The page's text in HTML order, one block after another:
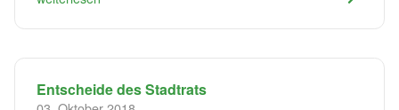
Entscheide des Stadtrats